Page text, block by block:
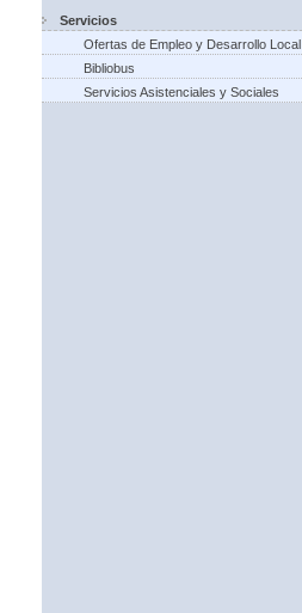
Servicios
Ofertas de Empleo y Desarrollo Local
Bibliobus
Servicios Asistenciales y Sociales